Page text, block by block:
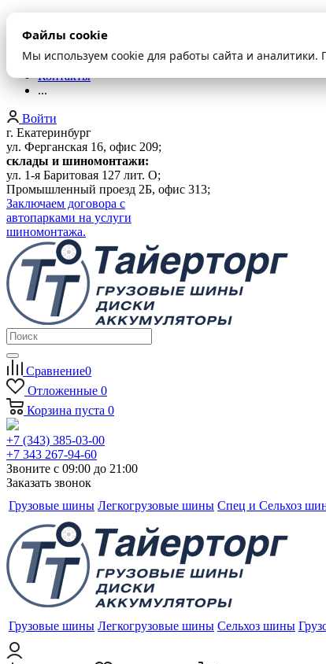
Файлы cookie
Мы используем cookie для работы сайта и аналитики.
Оплата и доставка
Шиномонтаж
Контакты
...
Войти
г. Екатеринбург
ул. Ферганская 16, офис 209;
склады и шиномонтажи:
ул. 1-я Баритовая 127 лит. О;
Промышленный проезд 2Б, офис 313;
Заключаем договора с
автопарками на услуги
шиномонтажа.
Сравнение0
Отложенные 0
Корзина пуста 0
+7 (343) 385-03-00
+7 343 267-94-60
Звоните с 09:00 до 21:00
Заказать звонок
Грузовые шины Легкогрузовые шины Спец и Сельхоз
Грузовые шины Легкогрузовые шины Сельхоз шины